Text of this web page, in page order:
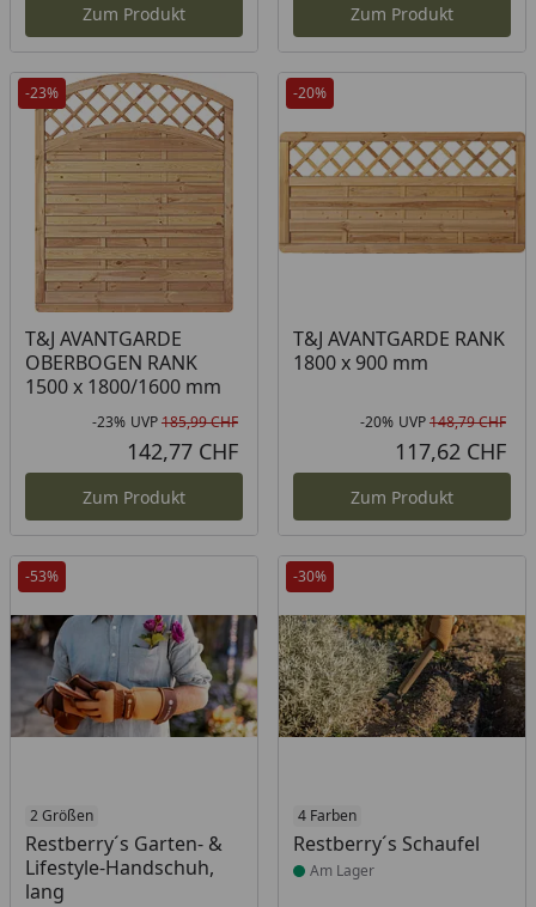
Zum Produkt Zum Produkt
-23%
T&J AVANTGARDE
OBERBOGEN RANK
1500 x 1800/1600 mm
Rabatt in Prozent
-23%
Ursprünglicher Preis
UVP185,99 CHF
142,77 CHF
Zum Produkt
-20%
T&J AVANTGARDE RANK
1800 x 900 mm
-20% UVP148,79 CHF
117,62 CHF
Zum Produkt
-53%
2 Größen
Restberry´s Garten- &
Lifestyle-Handschuh,
lang
Produkt am Lager
-30%
4 Farben
Restberry´s Schaufel
Produkt am Lager
Am Lager